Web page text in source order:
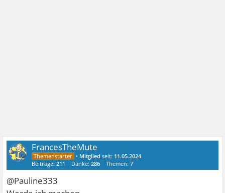
FrancesTheMute
• Mitglied seit: 11.05.2024
Beiträge:211 Danke:286 Themen:7
@Pauline333